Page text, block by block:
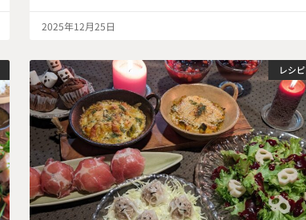
2025年12月25日
レシピ